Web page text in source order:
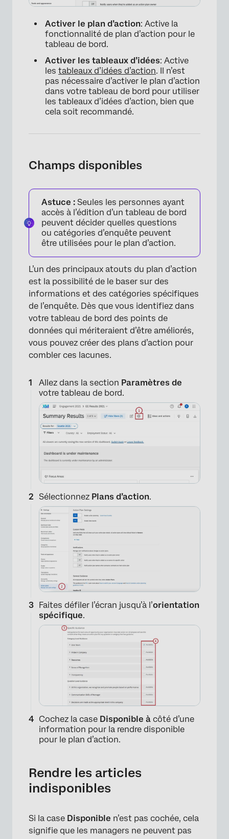
×
×
Activer le plan d’action: Active la
fonctionnalité de plan d’action pour le
tableau de bord.
Activer les tableaux d’idées: Active
les tableaux d’idées d’action. Il n’est
pas nécessaire d’activer le plan d’action
dans votre tableau de bord pour utiliser
les tableaux d’idées d’action, bien que
cela soit recommandé.
Champs disponibles
Astuce : Seules les personnes ayant
accès à l’édition d’un tableau de bord
peuvent décider quelles questions
ou catégories d’enquête peuvent
être utilisées pour le plan d’action.
L’un des principaux atouts du plan d’action
est la possibilité de le baser sur des
informations et des catégories spécifiques
de l’enquête. Dès que vous identifiez dans
votre tableau de bord des points de
données qui mériteraient d’être améliorés,
vous pouvez créer des plans d’action pour
combler ces lacunes.
Allez dans la section Paramètres de
votre tableau de bord.
Sélectionnez Plans d’action.
Faites défiler l’écran jusqu’à l’orientation
spécifique.
Cochez la case Disponible à côté d’une
information pour la rendre disponible
pour le plan d’action.
Rendre les articles
indisponibles
Si la case Disponible n’est pas cochée, cela
signifie que les managers ne peuvent pas